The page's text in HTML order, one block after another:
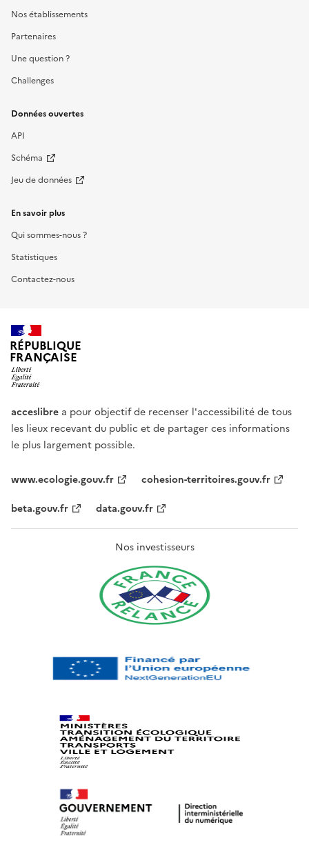
Nos établissements
Partenaires
Une question ?
Challenges
Données ouvertes
API
Schéma
Jeu de données
En savoir plus
Qui sommes-nous ?
Statistiques
Contactez-nous
RÉPUBLIQUE
FRANÇAISE
acceslibre a pour objectif de recenser l'accessibilité de tous
les lieux recevant du public et de partager ces informations
le plus largement possible.
www.ecologie.gouv.fr
cohesion-territoires.gouv.fr
beta.gouv.fr
data.gouv.fr
Nos investisseurs